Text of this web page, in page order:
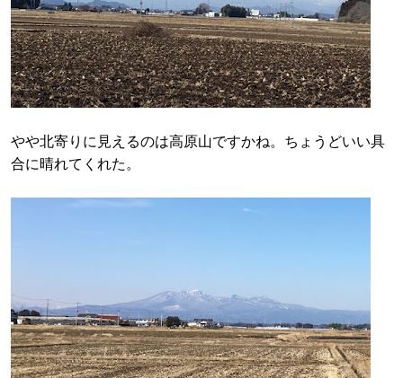
やや北寄りに見えるのは高原山ですかね。ちょうどいい具
合に晴れてくれた。